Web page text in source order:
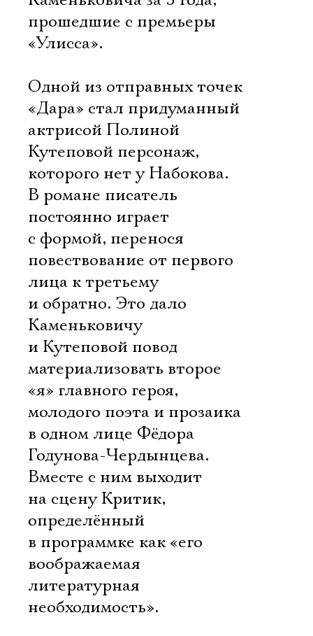
прошедшие с премьеры
«Улисса».
Одной из отправных точек
«Дара» стал придуманный
актрисой Полиной
Кутеповой персонаж,
которого нет у Набокова.
В романе писатель
постоянно играет
с формой, перенося
повествование от первого
лица к третьему
и обратно. Это дало
Каменьковичу
и Кутеповой повод
материализовать второе
«я» главного героя,
молодого поэта и прозаика
в одном лице Фёдора
Годунова-Чердынцева.
Вместе с ним выходит
на сцену Критик,
определённый
в программке как «его
воображаемая
литературная
необходимость».